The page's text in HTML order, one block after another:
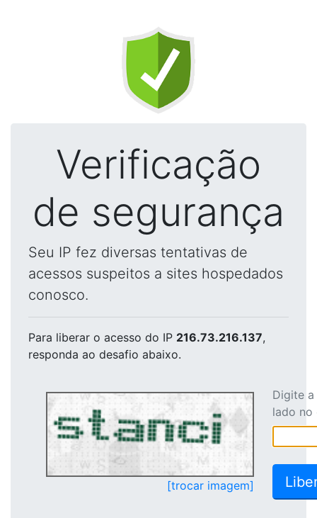
Verificação
de segurança
Seu IP fez diversas tentativas de
acessos suspeitos a sites hospedados
conosco.
Para liberar o acesso do IP 216.73.216.137,
responda ao desafio abaixo.
[trocar imagem]
Digite
lado no